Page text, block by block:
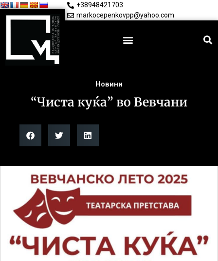
+38948421703
markocepenkovpp@yahoo.com
Новини
“Чиста куќа” во Вевчани